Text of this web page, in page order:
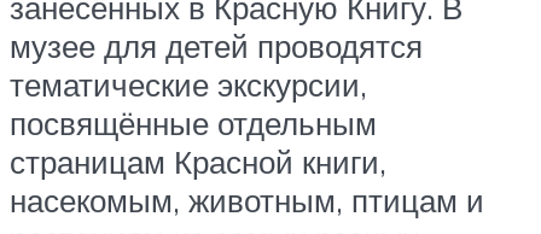
занесённых в Красную Книгу. В
музее для детей проводятся
тематические экскурсии,
посвящённые отдельным
страницам Красной книги,
насекомым, животным, птицам и